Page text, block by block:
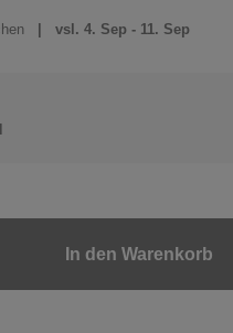
| vsl. 4. Sep - 11. Sep
In den Warenkorb